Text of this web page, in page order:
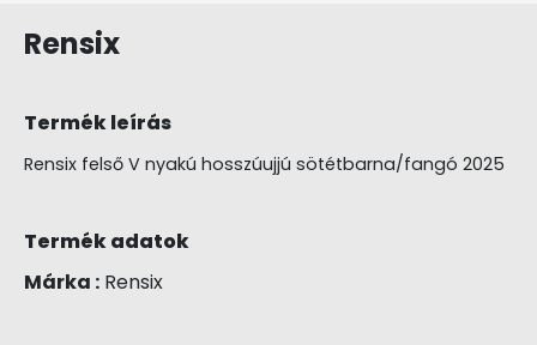
Rensix
Termék leírás
Rensix felső V nyakú hosszúujjú sötétbarna/fangó 2025
Termék adatok
Márka : Rensix